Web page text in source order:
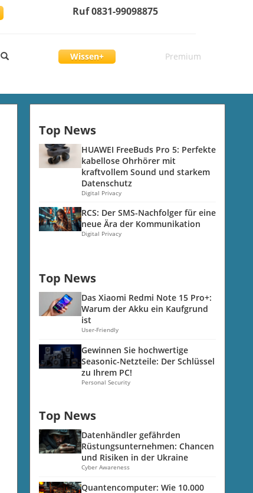
Ruf 0831-99098875
Wissen+ Premium
Top News
HUAWEI FreeBuds Pro 5: Perfekte
kabellose Ohrhörer mit
kraftvollem Sound und starkem
Datenschutz
Digital Privacy
RCS: Der SMS-Nachfolger für eine
neue Ära der Kommunikation
Digital Privacy
Top News
Das Xiaomi Redmi Note 15 Pro+:
Warum der Akku ein Kaufgrund
ist
User-Friendly
Gewinnen Sie hochwertige
Seasonic-Netzteile: Der Schlüssel
zu Ihrem PC!
Personal Security
Top News
Datenhändler gefährden
Rüstungsunternehmen: Chancen
und Risiken in der Ukraine
Cyber Awareness
Quantencomputer: Wie 10.000